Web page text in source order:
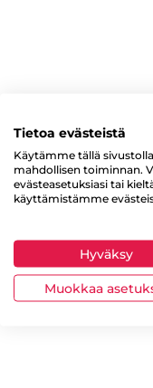
Tietoa evästeistä
Käytämme tällä
mahdollisen toiminnan.
evästeasetuksiasi tai
käyttämistämme
Hyväksy
Muokkaa